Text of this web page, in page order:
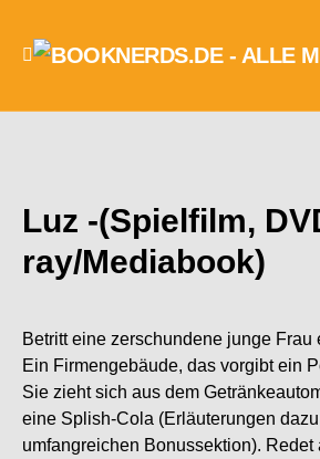
Luz -(Spielfilm,
ray/Mediabook)
Betritt eine zerschundene junge Frau
Ein Firmengebäude, das vorgibt ein
Sie zieht sich aus dem
eine Splish-Cola (Erläuterungen
umfangreichen Bonussektion). Redet